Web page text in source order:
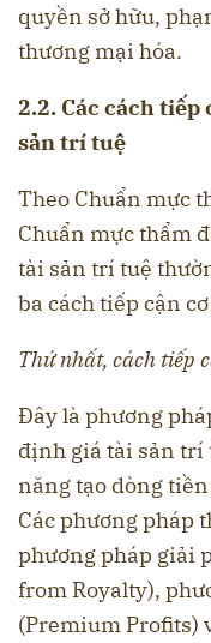
quyền sở hữu,
thương mại hóa.
2.2. Các cách
sản trí tuệ
Theo Chuẩn mực
Chuẩn mực thẩm
tài sản trí tuệ
ba cách tiếp cận
Thứ nhất, cách tiếp
Đây là phương
định giá tài sản trí
năng tạo dòng
Các phương pháp
phương pháp giải
from Royalty),
(Premium Profits)